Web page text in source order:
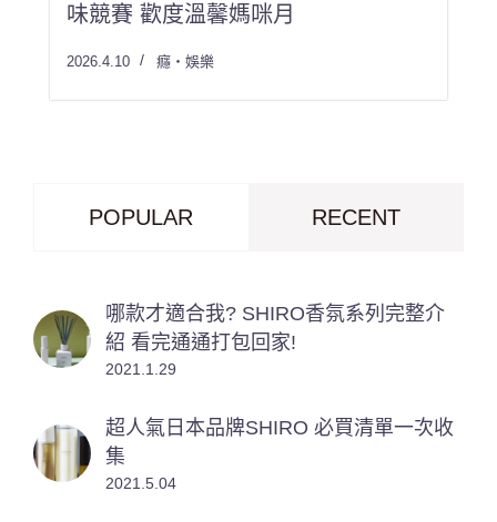
味競賽 歡度溫馨媽咪月
2026.4.10 癮・娛樂
POPULAR RECENT
哪款才適合我? SHIRO香氛系列完整介
紹 看完通通打包回家!
2021.1.29
超人氣日本品牌SHIRO 必買清單一次收
集
2021.5.04